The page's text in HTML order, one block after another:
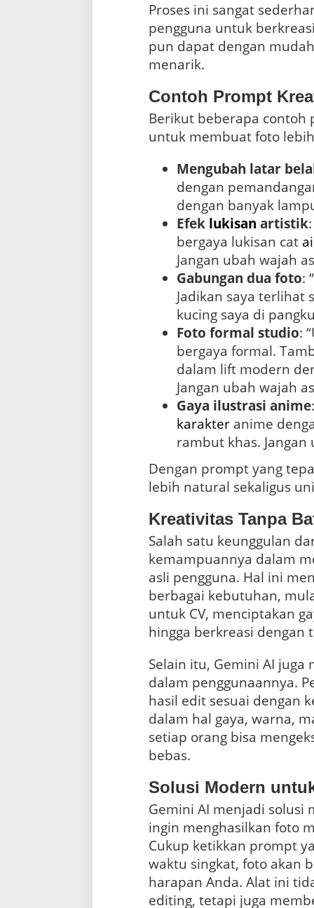
Proses ini sangat
pengguna untuk
pun dapat dengan
menarik.
Contoh Prompt
Berikut beberapa contoh
untuk membuat foto
Mengubah latar
dengan
dengan banyak
Efek lukisan artistik
bergaya lukisan cat
Jangan ubah wajah
Gabungan dua foto:
Jadikan saya terlihat
kucing saya di
Foto formal studio:
bergaya formal.
dalam lift modern
Jangan ubah wajah
Gaya ilustrasi anime
karakteranime
rambut khas. Jangan
Dengan prompt yang
lebih natural sekaligus
Kreativitas Tanpa
Salah satu keunggulan
kemampuannya dalam
asli pengguna. Hal ini
berbagai kebutuhan,
untuk CV, menciptakan
hingga berkreasi dengan
Selain itu, Gemini AI
dalam penggunaannya.
hasil edit sesuai dengan
dalam hal gaya, warna,
setiap orang bisa
bebas.
Solusi Modern
Gemini AI menjadi solusi
ingin menghasilkan foto
Cukup ketikkan prompt
waktu singkat, foto akan
harapan Anda. Alat ini
editing, tetapi juga